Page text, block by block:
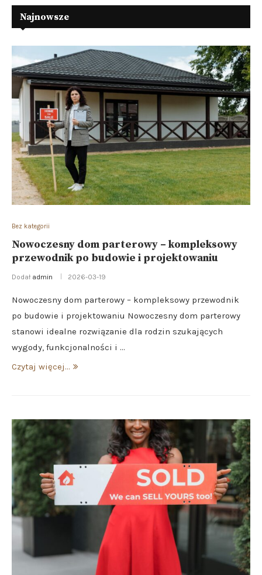
Najnowsze
Bez kategorii
Nowoczesny dom parterowy – kompleksowy
przewodnik po budowie i projektowaniu
Dodał admin 2026-03-19
Nowoczesny dom parterowy – kompleksowy przewodnik
po budowie i projektowaniu Nowoczesny dom parterowy
stanowi idealne rozwiązanie dla rodzin szukających
wygody, funkcjonalności i …
Czytaj więcej...